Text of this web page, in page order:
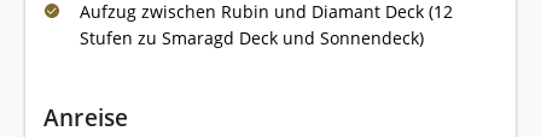
Aufzug zwischen Rubin und Diamant Deck (12
Stufen zu Smaragd Deck und Sonnendeck)
Anreise